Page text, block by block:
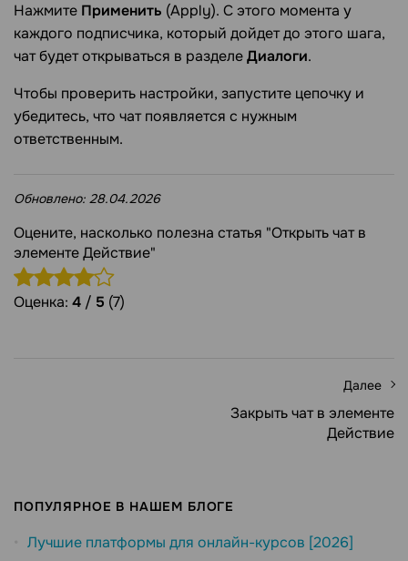
Нажмите Применить (Apply). С этого момента у
каждого подписчика, который дойдет до этого шага,
чат будет открываться в разделеДиалоги.
Чтобы проверить настройки, запустите цепочку и
убедитесь, что чат появляется с нужным
ответственным.
Обновлено: 28.04.2026
Оцените, насколько полезна статья "Открыть чат в
элементе Действие"
Оценка: 4 / 5 (7)
Далее
Закрыть чат в элементе
Действие
ПОПУЛЯРНОЕ В НАШЕМ БЛОГЕ
Лучшие платформы для онлайн-курсов [2026]